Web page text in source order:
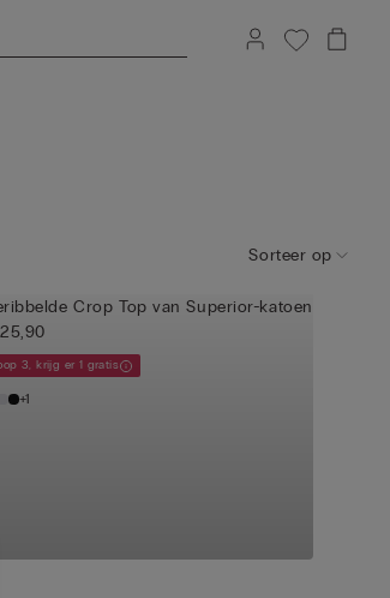
Sorteer op
Crop Top van Superior-katoen
3, krijg er 1 gratis
+1
en